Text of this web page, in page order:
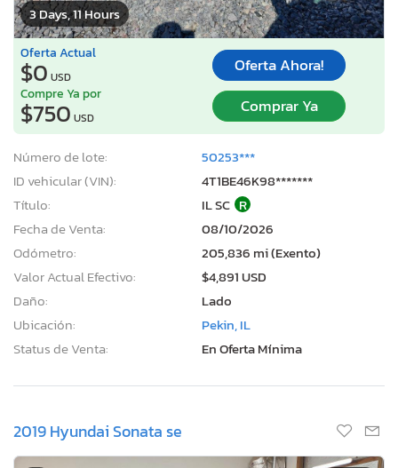
3 Days, 11 Hours
Oferta Actual
$0 USD
Oferta Ahora!
Compre Ya por
$750 USD
Comprar Ya
Número de lote:
50253***
ID vehicular (VIN):
4T1BE46K98*******
Título:
IL SC R
Fecha de Venta:
08/10/2026
Odómetro:
205,836 mi (Exento)
Valor Actual Efectivo:
$4,891 USD
Daño:
Lado
Ubicación:
Pekin, IL
Status de Venta:
En Oferta Mínima
2019 Hyundai Sonata se